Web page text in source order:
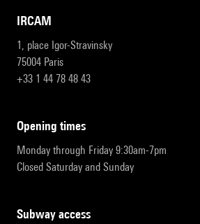
IRCAM
1, place Igor-Stravinsky
75004 Paris
+33 1 44 78 48 43
opening times
Monday through Friday 9:30am-7pm
Closed Saturday and Sunday
subway access